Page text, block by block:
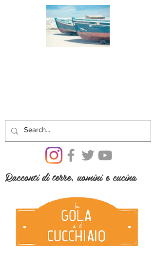
Racconti di terre, uomini e cucina